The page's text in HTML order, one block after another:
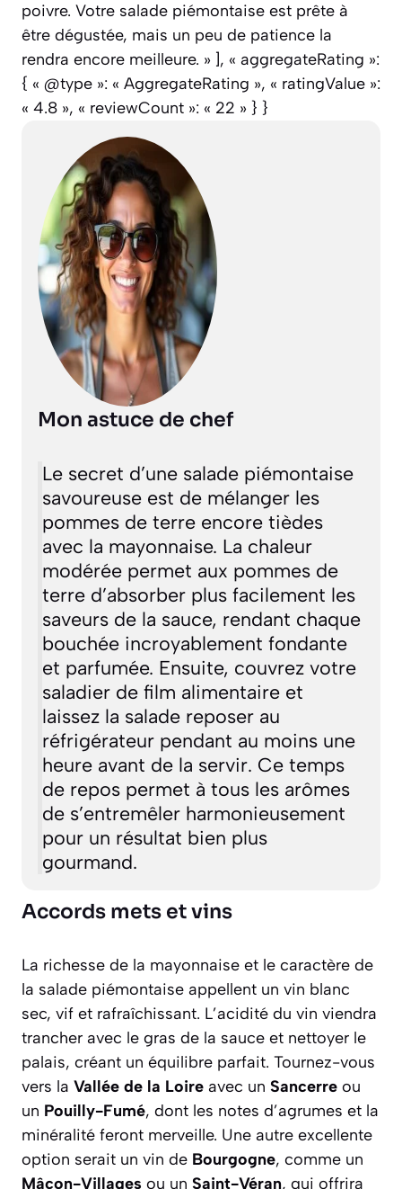
poivre. Votre salade piémontaise est prête à
être dégustée, mais un peu de patience la
rendra encore meilleure. » ], « aggregateRating »:
{ « @type »: « AggregateRating », « ratingValue »:
« 4.8 », « reviewCount »: « 22 » } }
Mon astuce de chef
Le secret d’une salade piémontaise
savoureuse est de mélanger les
pommes de terre encore tièdes
avec la mayonnaise. La chaleur
modérée permet aux pommes de
terre d’absorber plus facilement les
saveurs de la sauce, rendant chaque
bouchée incroyablement fondante
et parfumée. Ensuite, couvrez votre
saladier de film alimentaire et
laissez la salade reposer au
réfrigérateur pendant au moins une
heure avant de la servir. Ce temps
de repos permet à tous les arômes
de s’entremêler harmonieusement
pour un résultat bien plus
gourmand.
Accords mets et vins
La richesse de la mayonnaise et le caractère de
la salade piémontaise appellent un vin blanc
sec, vif et rafraîchissant. L’acidité du vin viendra
trancher avec le gras de la sauce et nettoyer le
palais, créant un équilibre parfait. Tournez-vous
vers la Vallée de la Loire avec un Sancerre ou
un Pouilly-Fumé, dont les notes d’agrumes et la
minéralité feront merveille. Une autre excellente
option serait un vin de Bourgogne, comme un
Mâcon-Villages ou un Saint-Véran, qui offrira